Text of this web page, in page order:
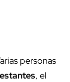
personas
, el